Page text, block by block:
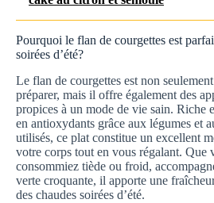
Pourquoi le flan de courgettes est
soirées d’été?
Le flan de courgettes est non
préparer, mais il offre également des
propices à un mode de vie sain. Riche
en antioxydants grâce aux légumes et
utilisés, ce plat constitue un excellent
votre corps tout en vous régalant. Que
consommiez tiède ou froid,
verte croquante, il apporte une
des chaudes soirées d’été.